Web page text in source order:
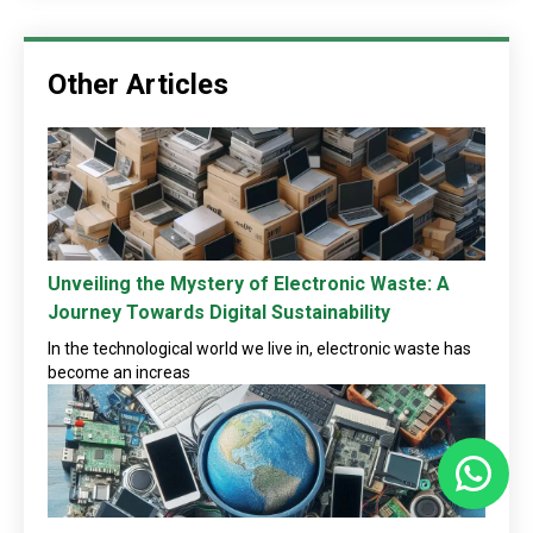
Other Articles
Unveiling the Mystery of Electronic Waste: A
Journey Towards Digital Sustainability
In the technological world we live in, electronic waste has
become an increas